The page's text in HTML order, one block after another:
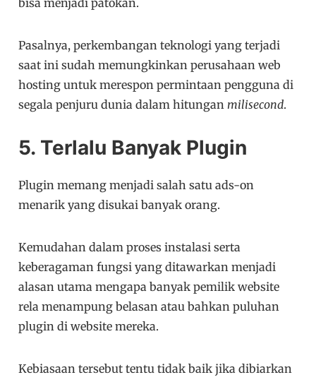
bisa menjadi patokan.
Pasalnya, perkembangan teknologi yang terjadi
saat ini sudah memungkinkan perusahaan web
hosting untuk merespon permintaan pengguna di
segala penjuru dunia dalam hitunganmilisecond.
5. Terlalu Banyak Plugin
Plugin memang menjadi salah satu ads-on
menarik yang disukai banyak orang.
Kemudahan dalam proses instalasi serta
keberagaman fungsi yang ditawarkan menjadi
alasan utama mengapa banyak pemilik website
rela menampung belasan atau bahkan puluhan
plugin di website mereka.
Kebiasaan tersebut tentu tidak baik jika dibiarkan